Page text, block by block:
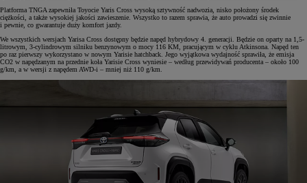
Platforma TNGA zapewniła Toyocie Yaris Cross wysoką sztywność nadwozia, nisko położony środek
ciężkości, a także wysokiej jakości zawieszenie. Wszystko to razem sprawia, że auto prowadzi się zwinnie
i pewnie, co gwarantuje duży komfort jazdy.
We wszystkich wersjach Yarisa Cross dostępny będzie napęd hybrydowy 4. generacji. Będzie on oparty na 1,5-
litrowym, 3-cylindrowym silniku benzynowym o mocy 116 KM, pracującym w cyklu Atkinsona. Napęd ten
po raz pierwszy wykorzystano w nowym Yarisie hatchback. Jego wyjątkowa wydajność sprawiła, że emisja
CO2 w napędzanym na przednie koła Yarisie Cross wyniesie – według przewidywań producenta – około 100
g/km, a w wersji z napędem AWD-i – mniej niż 110 g/km.